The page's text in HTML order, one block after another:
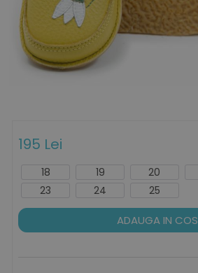
195 Lei
18 19 20
23
24 25
ADAUGA IN COS